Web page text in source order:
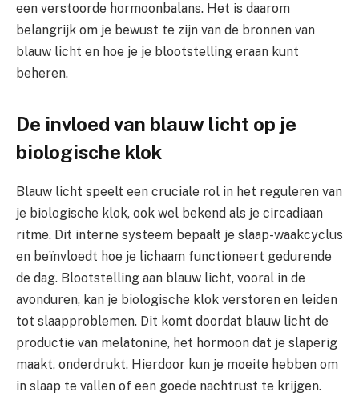
een verstoorde hormoonbalans. Het is daarom
belangrijk om je bewust te zijn van de bronnen van
blauw licht en hoe je je blootstelling eraan kunt
beheren.
De invloed van blauw licht op je
biologische klok
Blauw licht speelt een cruciale rol in het reguleren van
je biologische klok, ook wel bekend als je circadiaan
ritme. Dit interne systeem bepaalt je slaap-waakcyclus
en beïnvloedt hoe je lichaam functioneert gedurende
de dag. Blootstelling aan blauw licht, vooral in de
avonduren, kan je biologische klok verstoren en leiden
tot slaapproblemen. Dit komt doordat blauw licht de
productie van melatonine, het hormoon dat je slaperig
maakt, onderdrukt. Hierdoor kun je moeite hebben om
in slaap te vallen of een goede nachtrust te krijgen.